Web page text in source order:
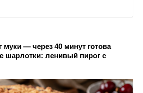
муки — через 40 минут готова
шарлотки: ленивый пирог с